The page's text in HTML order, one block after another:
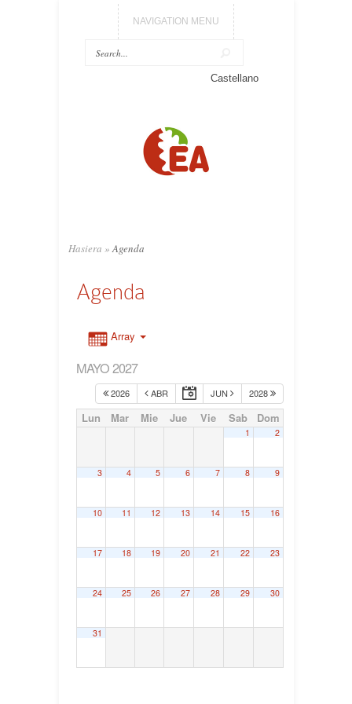
NAVIGATION MENU
Castellano
Hasiera » Agenda
Agenda
Array
MAYO 2027
2026 ABR JUN 2028
Lun Mar Mie Jue Vie Sab Dom
1 2
3 4 5 6 7 8 9
10 11 12 13 14 15 16
17 18 19 20 21 22 23
24 25 26 27 28 29 30
31